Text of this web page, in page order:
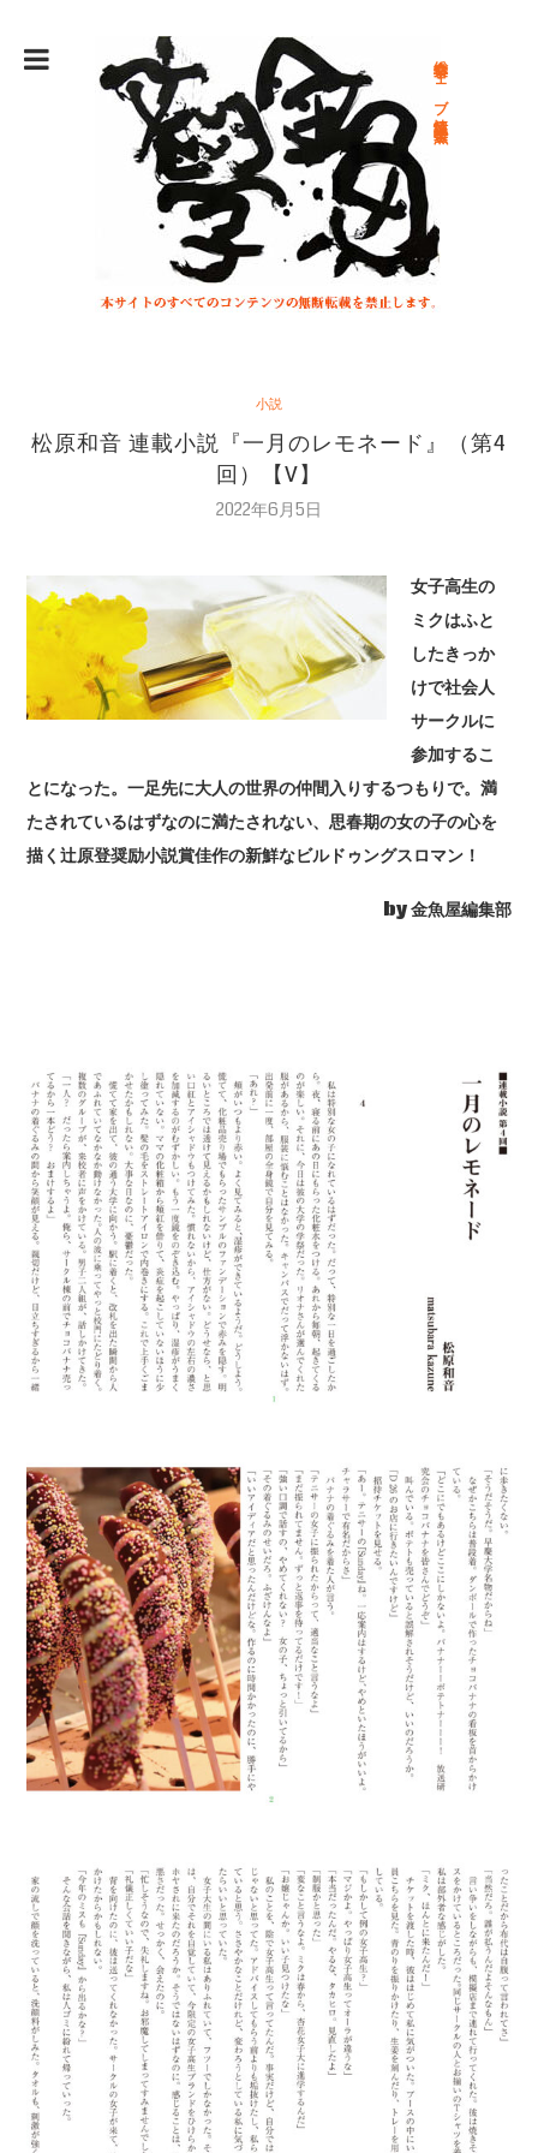
総合文学ウェブ情報誌 文学金魚
小説
松原和音 連載小説『一月のレモネード』（第4
回）【V】
2022年6月5日
女子高生の
ミクはふと
したきっか
けで社会人
サークルに
参加するこ
とになった。一足先に大人の世界の仲間入りするつもりで。満
たされているはずなのに満たされない、思春期の女の子の心を
描く辻原登奨励小説賞佳作の新鮮なビルドゥングスロマン！
by 金魚屋編集部